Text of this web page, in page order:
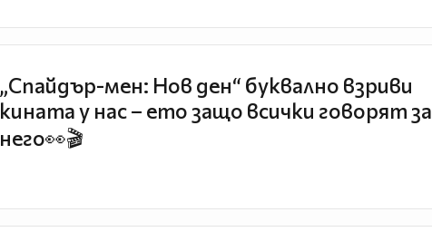
„Спайдър-мен: Нов ден“ буквално взриви
кината у нас – ето защо всички говорят за
него👀🎬